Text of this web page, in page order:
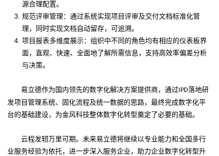
源合理配置。
规范评审管理：通过系统实现项目评审及交付文档标准化管
理，同时实现文档自动留存，可追溯。
项目报表多维度展示：组织中不同的角色均有相应的仪表板界
面，直观、快速、全面地了解所需信息，支持高效率偏差分析
与决策。
易立德作为国内领先的数字化解决方案提供商，通过IPD落地研
发项目管理系统、固化流程及统一数据的思路，最终完成数字化平
台的基础建设，为金风科技整体数字化转型奠定了必要的基础。
云程发轫万里可期。未来易立德将继续以专业能力和全国多行
业服务经验为依托，进一步深入服务企业，助力企业数字化转型升